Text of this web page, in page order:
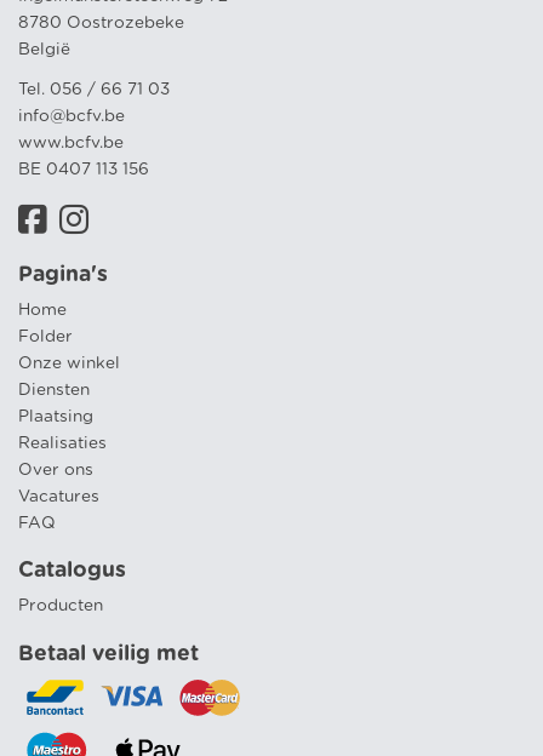
8780 Oostrozebeke
België
Tel. 056 / 66 71 03
info@bcfv.be
www.bcfv.be
BE 0407 113 156
Pagina's
Home
Folder
Onze winkel
Diensten
Plaatsing
Realisaties
Over ons
Vacatures
FAQ
Catalogus
Producten
Betaal veilig met